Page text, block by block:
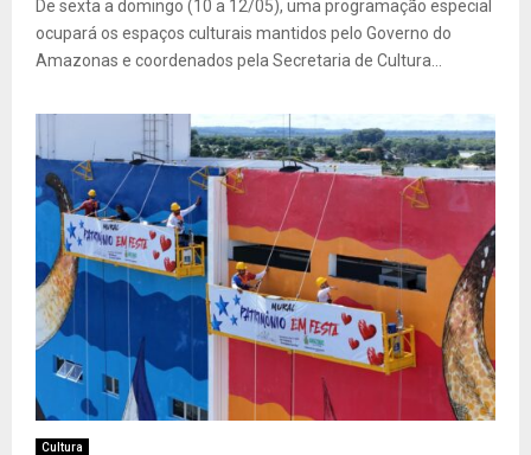
De sexta a domingo (10 a 12/05), uma programação especial
ocupará os espaços culturais mantidos pelo Governo do
Amazonas e coordenados pela Secretaria de Cultura...
Cultura